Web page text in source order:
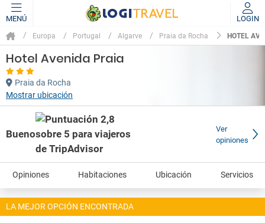
MENÚ LOGIN
Europa Portugal Algarve Praia da Rocha HOTEL
Hotel Avenida Praia
Praia da Rocha
Mostrar ubicación
Bueno
Ver
opiniones
Opiniones Habitaciones Ubicación Servicios
LA MEJOR OPCIÓN ENCONTRADA